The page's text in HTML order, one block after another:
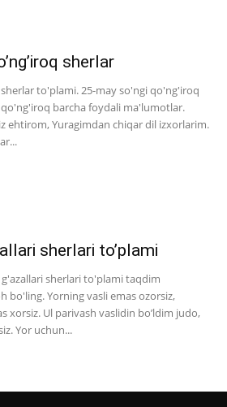
sherlar
to'plami. 25-may so'ngi qo'ng'iroq
barcha foydali ma'lumotlar.
ehtirom, Yuragimdan chiqar dil izxorlarim.
sherlari to’plami
sherlari to'plami taqdim
bo'ling. Yorning vasli emas ozorsiz,
xorsiz. Ul parivash vaslidin bo’ldim judo,
Yor uchun...